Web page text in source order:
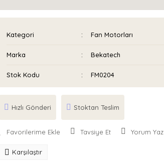
Kategori Fan Motorları
Marka Bekatech
Stok Kodu FM0204
Hızlı Gönderi Stoktan Teslim
Tavsiye Et Yorum Yaz
Karşılaştır